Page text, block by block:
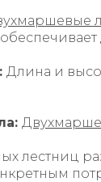
Длина и
лестниц